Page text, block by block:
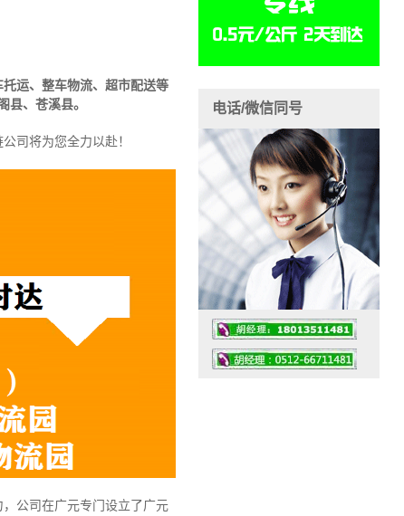
运、整车物流、超市配送等
、苍溪县。
司将为您全力以赴！
公司在广元专门设立了广元
电话/微信同号